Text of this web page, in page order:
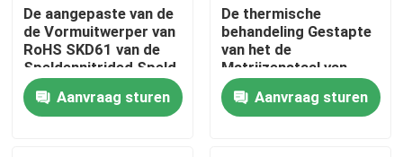
Thuis
Over ons
De aangepaste van de
de Vormuitwerper van
RoHS SKD61 van de
Speldennitrided Speld
van de de
Matrijzenstempel
Aanvraag sturen
De thermische
behandeling Gestapte
van het de
Matrijzenstaal van
Uitwerperspelden
SKD61 Hete Vormende
Spelden
Aanvraag sturen